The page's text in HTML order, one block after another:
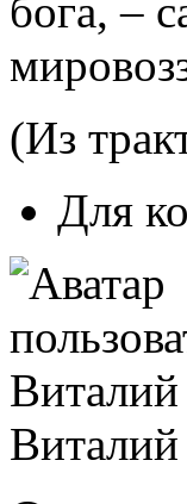
бога, –
(Из
Для